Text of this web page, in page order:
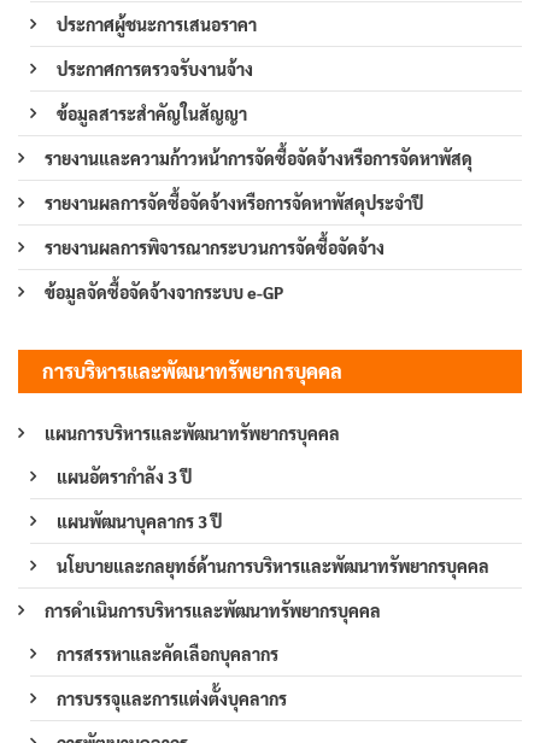
ประกาศผู้ชนะการเสนอราคา
ประกาศการตรวจรับงานจ้าง
ข้อมูลสาระสำคัญในสัญญา
รายงานและความก้าวหน้าการจัดซื้อจัดจ้างหรือการจัดหาพัสดุ
รายงานผลการจัดซื้อจัดจ้างหรือการจัดหาพัสดุประจำปี
รายงานผลการพิจารณากระบวนการจัดซื้อจัดจ้าง
ข้อมูลจัดซื้อจัดจ้างจากระบบ e-GP
การบริหารและพัฒนาทรัพยากรบุคคล
แผนการบริหารและพัฒนาทรัพยากรบุคคล
แผนอัตรากำลัง 3 ปี
แผนพัฒนาบุคลากร 3 ปี
นโยบายและกลยุทธ์ด้านการบริหารและพัฒนาทรัพยากรบุคคล
การดำเนินการบริหารและพัฒนาทรัพยากรบุคคล
การสรรหาและคัดเลือกบุคลากร
การบรรจุและการแต่งตั้งบุคลากร